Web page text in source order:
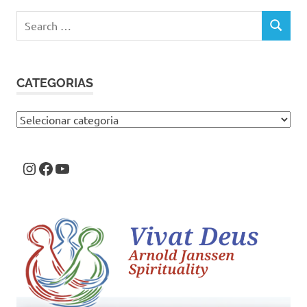
SEARCH
CATEGORIAS
Categorias
Instagram
Facebook
Youtube